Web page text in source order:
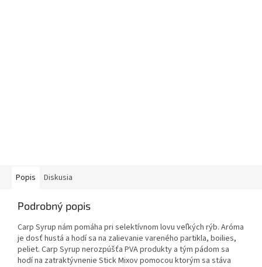
Popis Diskusia
Podrobný popis
Carp Syrup nám pomáha pri selektívnom lovu veľkých rýb. Aróma
je dosť hustá a hodí sa na zalievanie vareného partikla, boilies,
peliet. Carp Syrup nerozpúšťa PVA produkty a tým pádom sa
hodí na zatraktývnenie Stick Mixov pomocou ktorým sa stáva